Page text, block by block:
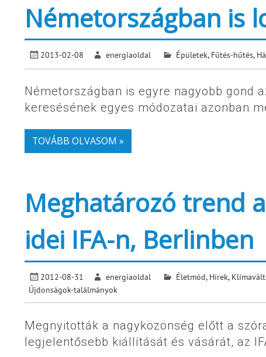
Németországban is
2013-02-08 energiaoldal Épületek, Fűtés-hűtés,
Németországban is egyre nagyobb gond
keresésének egyes módozatai azonban
TOVÁBB OLVASOM »
Meghatározó trend
idei IFA-n, Berlinben
2012-08-31 energiaoldal Életmód, Hírek,
Újdonságok-találmányok
Megnyitották a nagyközönség előtt a
legjelentősebb kiállítását és vásárát, az